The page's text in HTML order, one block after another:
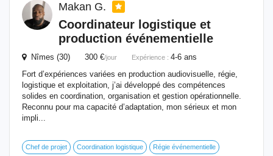
Makan G.
Coordinateur logistique et
production événementielle
Nîmes (30) 300 €/jour Expérience : 4-6 ans
Fort d’expériences variées en production audiovisuelle, régie,
logistique et exploitation, j’ai développé des compétences
solides en coordination, organisation et gestion opérationnelle.
Reconnu pour ma capacité d’adaptation, mon sérieux et mon
impli...
Chef de projet Coordination logistique Régie événementielle